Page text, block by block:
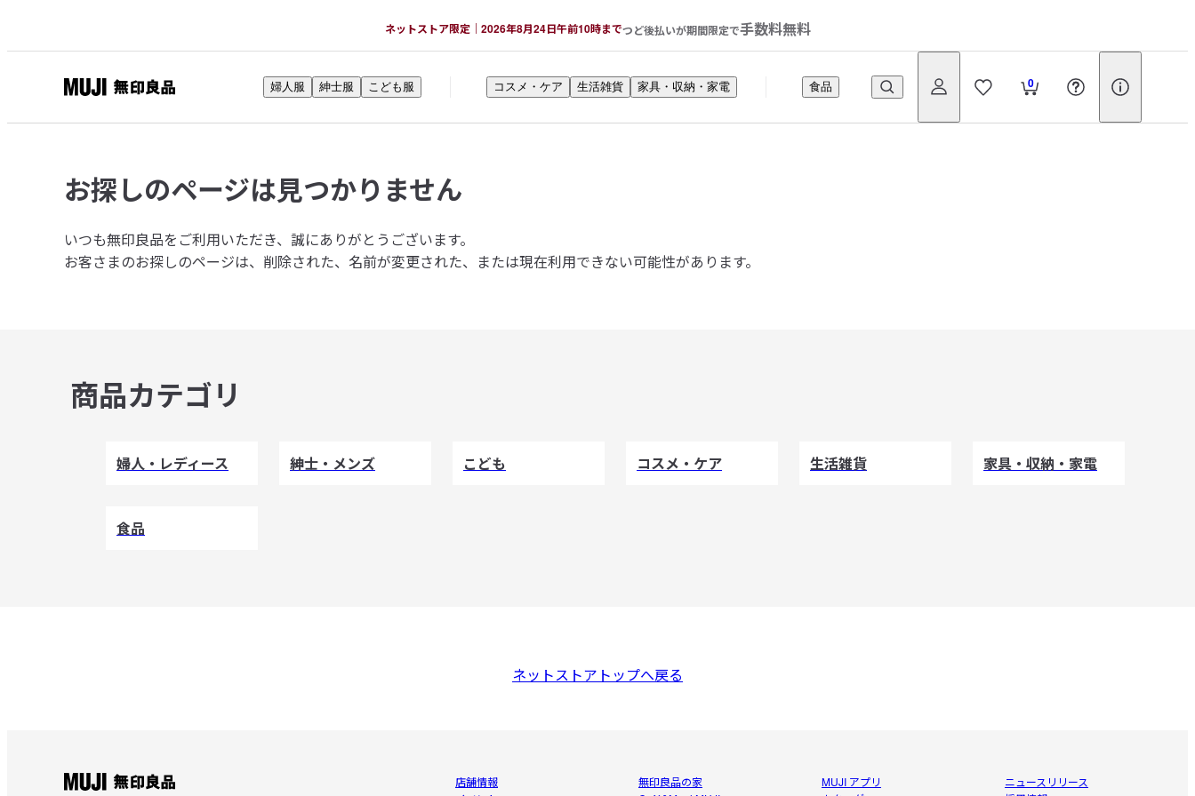
ネットストア限定｜2026年8月24日午前10時までつど後払いが期間限定で手数料無料
印
品
ネ
ト
ス
0
婦人服 紳士服 こども服 コスメ・ケア 生活雑貨 家具・収納・家電 食品
お探しのページは見つかりません
いつも無印良品をご利用いただき、誠にありがとうございます。
お客さまのお探しのページは、削除された、名前が変更された、または現在利用できない可能性があります。
商品カテゴリ
婦人・レディース 紳士・メンズ こども コスメ・ケア 生活雑貨 家具・収納・家電
食品
ネットストアトップへ戻る
店舗情報
無印良品の家
MUJI アプリ
ニュースリリース